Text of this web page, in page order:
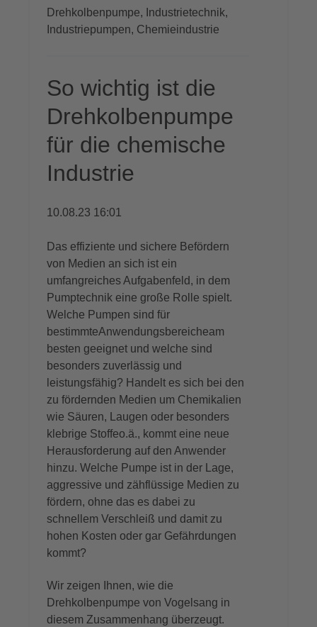
Drehkolbenpumpe, Industrietechnik,
Industriepumpen, Chemieindustrie
So wichtig ist die
Drehkolbenpumpe
für die chemische
Industrie
10.08.23 16:01
Das effiziente und sichere Befördern
von Medien an sich ist ein
umfangreiches Aufgabenfeld, in dem
Pumptechnik eine große Rolle spielt.
Welche Pumpen sind für
bestimmteAnwendungsbereicheam
besten geeignet und welche sind
besonders zuverlässig und
leistungsfähig? Handelt es sich bei den
zu fördernden Medien um Chemikalien
wie Säuren,
Laugen oder besonders
klebrige Stoffeo.ä., kommt eine neue
Herausforderung aufden Anwender
hinzu. Welche Pumpe ist in der Lage,
aggressive und zähflüssige Medien zu
fördern, ohne das es dabei zu
schnellem Verschleiß und damit zu
hohen Kosten oder gar Gefährdungen
kommt?
Wir zeigen Ihnen, wie die
Drehkolbenpumpe von Vogelsang in
diesem Zusammenhang überzeugt.